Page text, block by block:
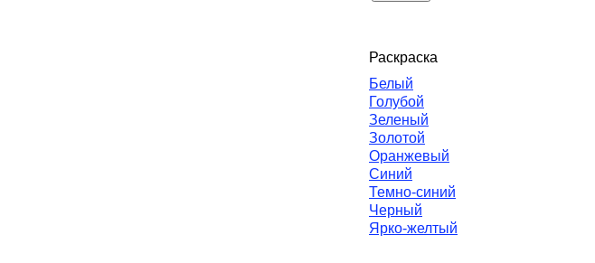
Раскраска
Белый
Голубой
Зеленый
Золотой
Оранжевый
Синий
Темно-синий
Черный
Ярко-желтый